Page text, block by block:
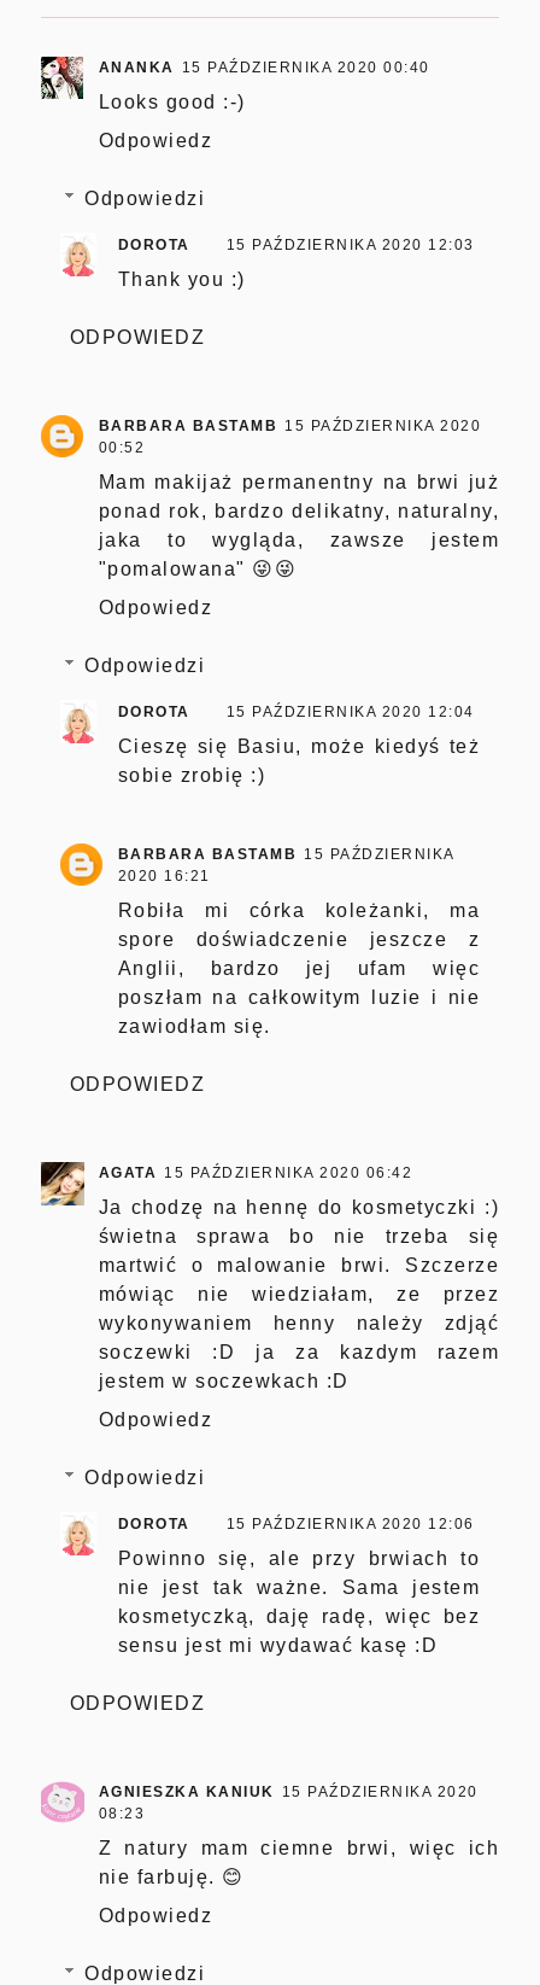
ANANKA 15 PAŹDZIERNIKA 2020 00:40
Looks good :-)
Odpowiedz
Odpowiedzi
DOROTA 15 PAŹDZIERNIKA 2020 12:03
Thank you :)
ODPOWIEDZ
BARBARA BASTAMB
15 PAŹDZIERNIKA 2020
00:52
Mam makijaż permanentny na brwi już
ponad rok, bardzo delikatny, naturalny,
jaka to wygląda, zawsze jestem
"pomalowana" 😜😜
Odpowiedz
Odpowiedzi
DOROTA 15 PAŹDZIERNIKA 2020 12:04
Cieszę się Basiu, może kiedyś też
sobie zrobię :)
BARBARA BASTAMB
15 PAŹDZIERNIKA
2020 16:21
Robiła mi córka koleżanki, ma
spore doświadczenie jeszcze z
Anglii, bardzo jej ufam więc
poszłam na całkowitym luzie i nie
zawiodłam się.
ODPOWIEDZ
AGATA 15 PAŹDZIERNIKA 2020 06:42
Ja chodzę na hennę do kosmetyczki :)
świetna sprawa bo nie trzeba się
martwić o malowanie brwi. Szczerze
mówiąc nie wiedziałam, ze przez
wykonywaniem henny należy zdjąć
soczewki :D ja za kazdym razem
jestem w soczewkach :D
Odpowiedz
Odpowiedzi
DOROTA 15 PAŹDZIERNIKA 2020 12:06
Powinno się, ale przy brwiach to
nie jest tak ważne. Sama jestem
kosmetyczką, daję radę, więc bez
sensu jest mi wydawać kasę :D
ODPOWIEDZ
AGNIESZKA KANIUK
15 PAŹDZIERNIKA 2020
08:23
Z natury mam ciemne brwi, więc ich
nie farbuję. 😊
Odpowiedz
Odpowiedzi